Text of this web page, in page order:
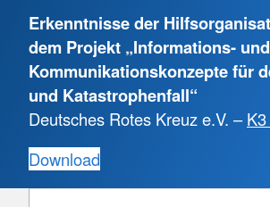
Erkenntnisse der
dem Projekt „Informations- und
Kommunikationskonzepte für
und Katastrophenfall“
Deutsches Rotes Kreuz e.V. –
Download